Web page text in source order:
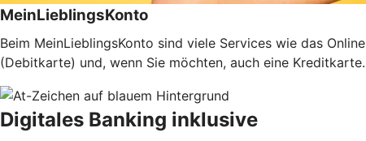
MeinLieblingsKonto
Beim MeinLieblingsKonto sind viele Services wie das
(Debitkarte) und, wenn Sie möchten, auch eine
Digitales Banking inklusive